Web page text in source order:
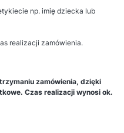
np. imię dziecka lub
realizacji zamówienia.
zamówienia, dzięki
Czas realizacji wynosi ok.